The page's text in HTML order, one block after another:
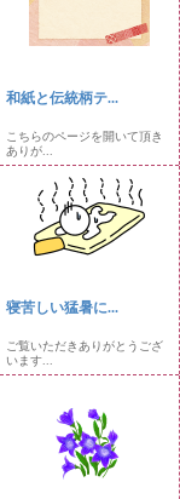
和紙と伝統柄テ...
こちらのページを開いて頂き
ありが...
寝苦しい猛暑に...
ご覧いただきありがとうござ
います...